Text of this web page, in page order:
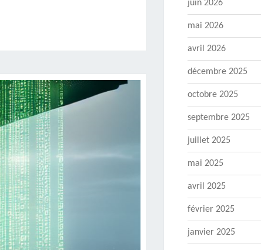
juin 2026
mai 2026
avril 2026
décembre 2025
octobre 2025
septembre 2025
juillet 2025
mai 2025
avril 2025
février 2025
janvier 2025